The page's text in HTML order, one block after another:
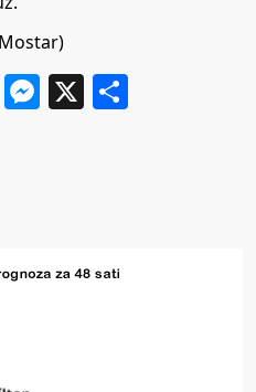
WhatsApp
Messenger
X